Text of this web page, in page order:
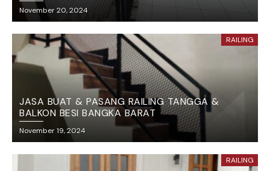
November 20, 2024
RAILING
JASA BUAT & PASANG RAILING TANGGA &
BALKON BESI BANGKA BARAT
November 19, 2024
RAILING